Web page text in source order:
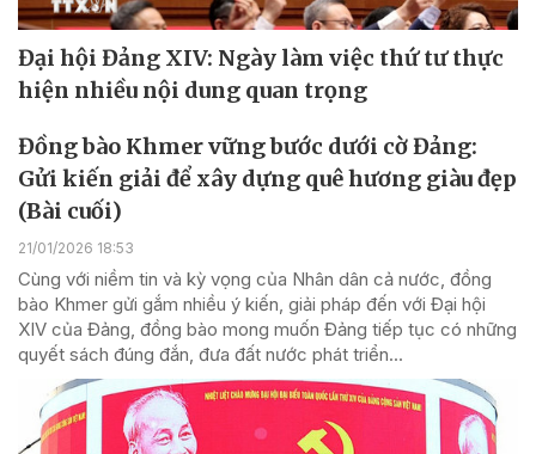
Đại hội Đảng XIV: Ngày làm việc thứ tư thực
hiện nhiều nội dung quan trọng
Đồng bào Khmer vững bước dưới cờ Đảng:
Gửi kiến giải để xây dựng quê hương giàu đẹp
(Bài cuối)
21/01/2026 18:53
Cùng với niềm tin và kỳ vọng của Nhân dân cả nước, đồng
bào Khmer gửi gắm nhiều ý kiến, giải pháp đến với Đại hội
XIV của Đảng, đồng bào mong muốn Đảng tiếp tục có những
quyết sách đúng đắn, đưa đất nước phát triển...